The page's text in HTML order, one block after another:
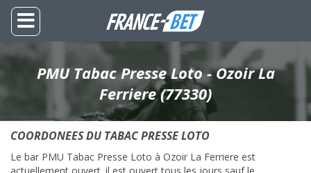
PMU Tabac Presse Loto - Ozoir La
Ferriere (77330)
COORDONEES DU TABAC PRESSE LOTO
Le bar PMU Tabac Presse Loto à Ozoir La Ferriere est